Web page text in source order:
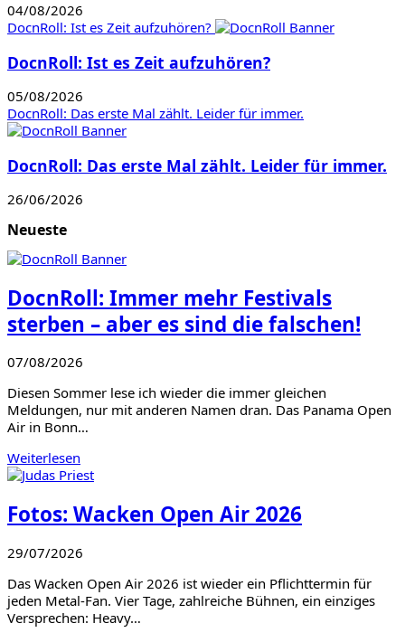
04/08/2026
DocnRoll: Ist es Zeit aufzuhören?
DocnRoll: Ist es Zeit aufzuhören?
05/08/2026
DocnRoll: Das erste Mal zählt. Leider für immer.
DocnRoll: Das erste Mal zählt. Leider für immer.
26/06/2026
Neueste
DocnRoll: Immer mehr Festivals
sterben – aber es sind die falschen!
07/08/2026
Diesen Sommer lese ich wieder die immer gleichen
Meldungen, nur mit anderen Namen dran. Das Panama Open
Air in Bonn…
Weiterlesen
Fotos: Wacken Open Air 2026
29/07/2026
Das Wacken Open Air 2026 ist wieder ein Pflichttermin für
jeden Metal-Fan. Vier Tage, zahlreiche Bühnen, ein einziges
Versprechen: Heavy…